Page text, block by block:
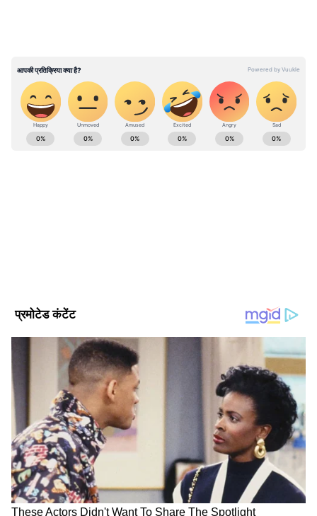
रायपुर थाने में दर्ज कराई थी। हालांकि उसका तब पता
नहीं चल पाया था।
3.
डॉ. खुशबू साहू का यह सर्टिफिकेट आरोपी वर्षा
वानखेड़े के हाथ लग गया था। वर्षा ने BAMS
(Bachelor of Ayurvedic Medicine and
Surgery) किया है। लेकिन डॉ. खुशबू साहू का MBBS
का सर्टिफिकेट हाथ लगते ही उसके दिमाग में फर्जीवाड़े का
आइडिया आया।
ABOUT THE AUTHOR
DOWNLOAD APP